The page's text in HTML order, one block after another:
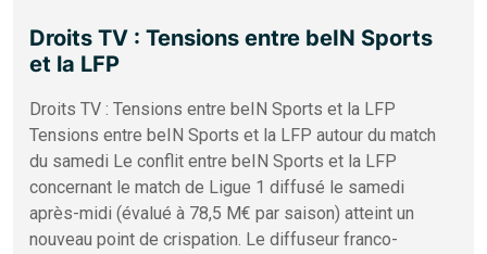
Droits TV : Tensions entre beIN Sports
et la LFP
Droits TV : Tensions entre beIN Sports et la LFP
Tensions entre beIN Sports et la LFP autour du match
du samedi Le conflit entre beIN Sports et la LFP
concernant le match de Ligue 1 diffusé le samedi
après-midi (évalué à 78,5 M€ par saison) atteint un
nouveau point de crispation. Le diffuseur franco-